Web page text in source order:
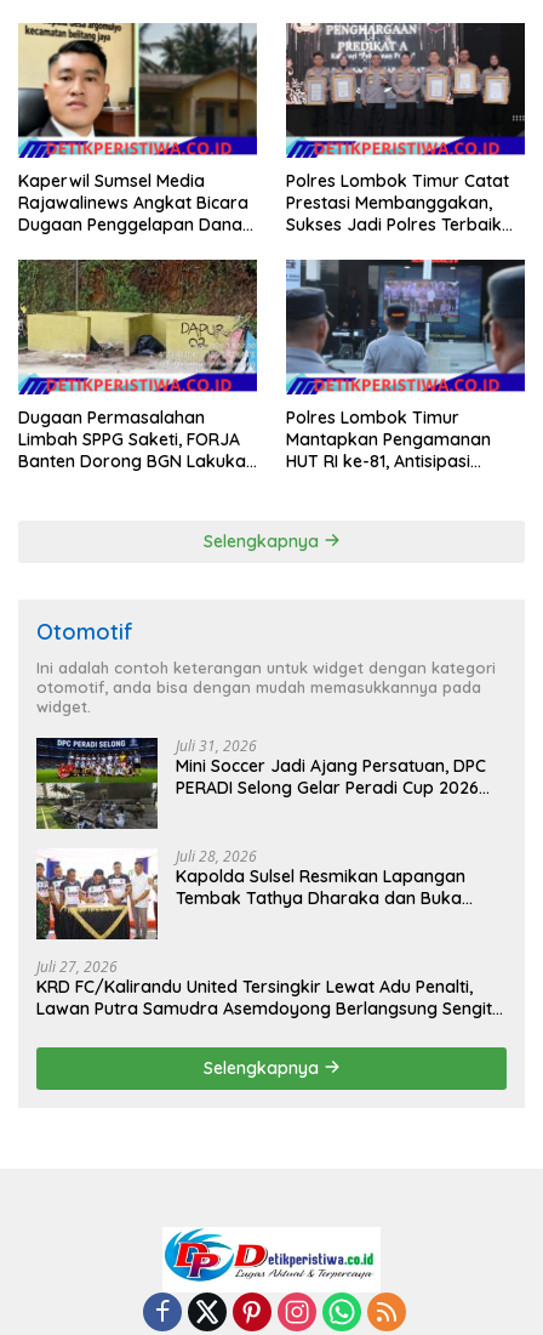
Kaperwil Sumsel Media
Rajawalinews Angkat Bicara
Dugaan Penggelapan Dana
Argomulyo Belitang Jaya
Hilang 3 Bulan Bawa
Anggaran Pembangunan
Polres Lombok Timur Catat
Prestasi Membanggakan,
Sukses Jadi Polres Terbaik
NTB
Dugaan Permasalahan
Limbah SPPG Saketi, FORJA
Banten Dorong BGN Lakukan
Polres Lombok Timur
Mantapkan Pengamanan
HUT RI ke-81, Antisipasi
Selengkapnya
Otomotif
Ini adalah contoh keterangan untuk widget dengan kategori
otomotif, anda bisa dengan mudah memasukkannya pada
widget.
Juli 31, 2026
Mini Soccer Jadi Ajang Persatuan, DPC
PERADI Selong Gelar Peradi Cup 2026
Juli 28, 2026
Kapolda Sulsel Resmikan Lapangan
Tembak Tathya Dharaka dan Buka
Juli 27, 2026
KRD FC/Kalirandu United Tersingkir Lewat Adu Penalti,
Lawan Putra Samudra Asemdoyong Berlangsung Sengit
Selengkapnya